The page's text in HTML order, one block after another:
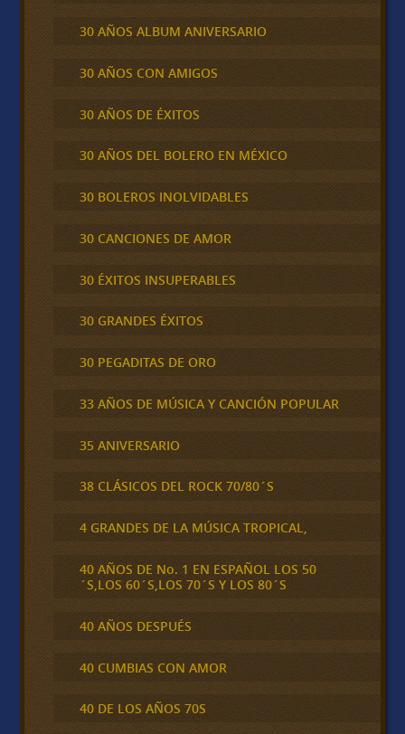
30 AÑOS ALBUM ANIVERSARIO
30 AÑOS CON AMIGOS
30 AÑOS DE ÉXITOS
30 AÑOS DEL BOLERO EN MÉXICO
30 BOLEROS INOLVIDABLES
30 CANCIONES DE AMOR
30 ÉXITOS INSUPERABLES
30 GRANDES ÉXITOS
30 PEGADITAS DE ORO
33 AÑOS DE MÚSICA Y CANCIÓN POPULAR
35 ANIVERSARIO
38 CLÁSICOS DEL ROCK 70/80´S
4 GRANDES DE LA MÚSICA TROPICAL,
40 AÑOS DE No. 1 EN ESPAÑOL LOS 50
´S,LOS 60´S,LOS 70´S Y LOS 80´S
40 AÑOS DESPUÉS
40 CUMBIAS CON AMOR
40 DE LOS AÑOS 70S